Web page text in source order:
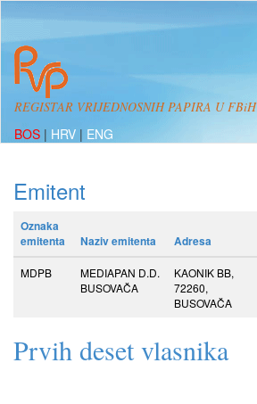
REGISTAR VRIJEDNOSNIH PAPIRA U FBiH
BOS | HRV | ENG
Emitent
Oznaka
emitenta
Naziv emitenta Adresa
MDPB
MEDIAPAN D.D.
BUSOVAČA
KAONIK BB,
72260,
BUSOVAČA
Prvih deset vlasnika